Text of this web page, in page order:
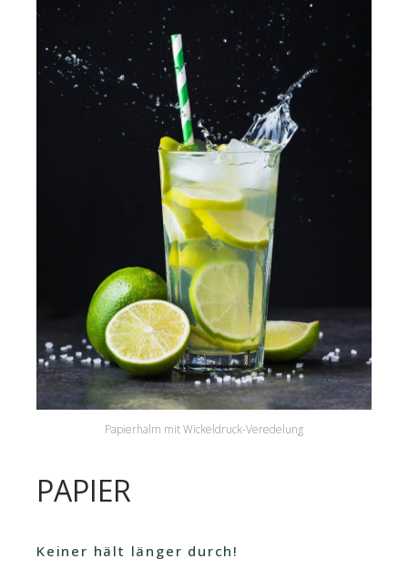
PAPIER
Keiner hält länger durch!
Papierhalm mit Wickeldruck-Veredelung